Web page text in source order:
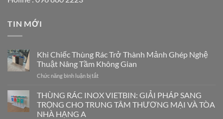
TIN MỚI
Khi Chiếc Thùng Rác Trở Thành Mảnh Ghép Nghệ
Thuật Nâng Tầm Không Gian
Chức năng bình luận bị tắtở
Chiếc
Thùng
Rác
THÙNG RÁC INOX VIETBIN: GIẢI PHÁP SANG
TRỌNG CHO TRUNG TÂM THƯƠNG MẠI VÀ TÒA
NHÀ HẠNG A